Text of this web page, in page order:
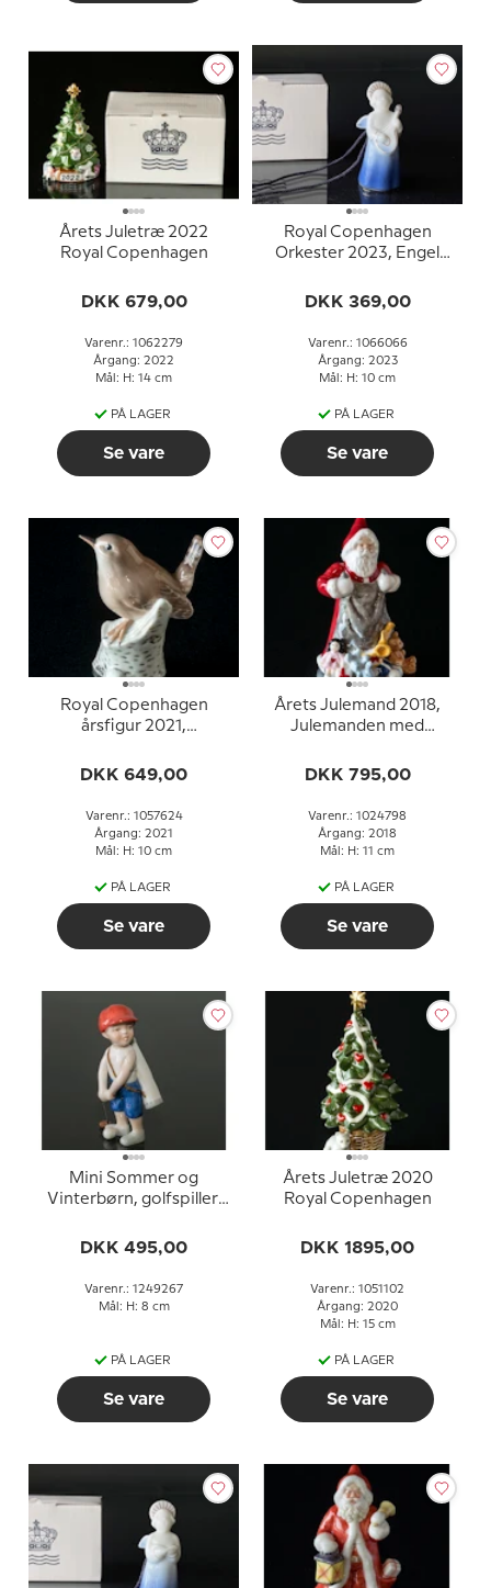
Årets Juletræ 2022
Royal Copenhagen
DKK 679,00
Varenr.: 1062279
Årgang: 2022
Mål: H: 14 cm
PÅ LAGER
Se vare
Royal Copenhagen
Orkester 2023, Engel
DKK 369,00
Varenr.: 1066066
Årgang: 2023
Mål: H: 10 cm
PÅ LAGER
Se vare
Royal Copenhagen
årsfigur 2021,
DKK 649,00
Varenr.: 1057624
Årgang: 2021
Mål: H: 10 cm
PÅ LAGER
Se vare
Årets Julemand 2018,
Julemanden med
DKK 795,00
Varenr.: 1024798
Årgang: 2018
Mål: H: 11 cm
PÅ LAGER
Se vare
Mini Sommer og
Vinterbørn, golfspiller,
nr. 267
DKK 495,00
Varenr.: 1249267
Mål: H: 8 cm
PÅ LAGER
Se vare
Årets Juletræ 2020
Royal Copenhagen
DKK 1895,00
Varenr.: 1051102
Årgang: 2020
Mål: H: 15 cm
PÅ LAGER
Se vare